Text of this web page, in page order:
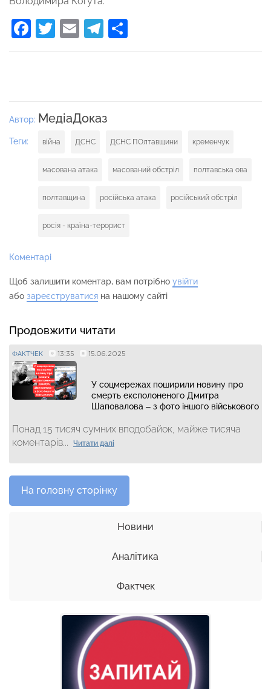
Facebook
Twitter
EmailTelegram
Автор: МедіаДоказ
Теги: війна ДСНС ДСНС ПОлтавщини кременчук
масована атака масований обстріл полтавська ова
полтавщина російська атака російський обстріл
росія - країна-терорист
Коментарі
Щоб залишити коментар, вам потрібно увійти
або зареєструватися на нашому сайті
Продовжити читати
ФАКТЧЕК 13:35 15.06.2025
У соцмережах поширили новину про
смерть експолоненого Дмитра
Шаповалова – з фото іншого військового
Понад 15 тисяч сумних вподобайок, майже тисяча
коментарів...
Читати далі
На головну сторінку
Новини
Аналітика
Фактчек